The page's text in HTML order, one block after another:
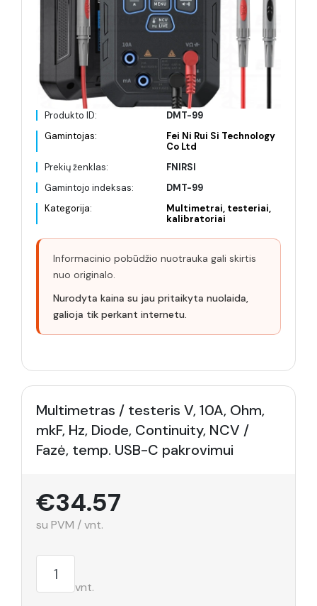
Produkto ID:
DMT-99
Gamintojas:
Fei Ni Rui Si Technology
Co Ltd
Prekių ženklas:
FNIRSI
Gamintojo indeksas:
DMT-99
Kategorija:
Multimetrai, testeriai,
kalibratoriai
Informacinio pobūdžio nuotrauka gali skirtis
nuo originalo.
Nurodyta kaina su jau pritaikyta nuolaida,
galioja tik perkant internetu.
Multimetras / testeris V, 10A, Ohm,
mkF, Hz, Diode, Continuity, NCV /
Fazė, temp. USB-C pakrovimui
€34.57
su PVM / vnt.
vnt.